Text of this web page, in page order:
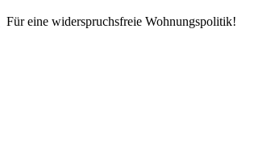
Für eine widerspruchsfreie Wohnungspolitik!